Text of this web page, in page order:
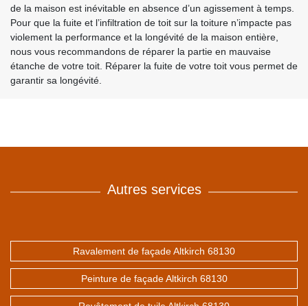
de la maison est inévitable en absence d’un agissement à temps.
Pour que la fuite et l’infiltration de toit sur la toiture n’impacte pas
violement la performance et la longévité de la maison entière,
nous vous recommandons de réparer la partie en mauvaise
étanche de votre toit. Réparer la fuite de votre toit vous permet de
garantir sa longévité.
Autres services
Ravalement de façade Altkirch 68130
Peinture de façade Altkirch 68130